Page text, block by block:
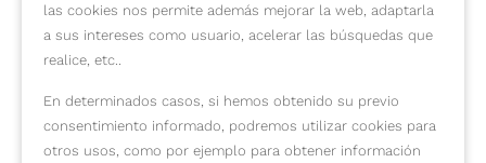
las cookies nos permite además mejorar la web, adaptarla
a sus intereses como usuario, acelerar las búsquedas que
realice, etc..
En determinados casos, si hemos obtenido su previo
consentimiento informado, podremos utilizar cookies para
otros usos, como por ejemplo para obtener información